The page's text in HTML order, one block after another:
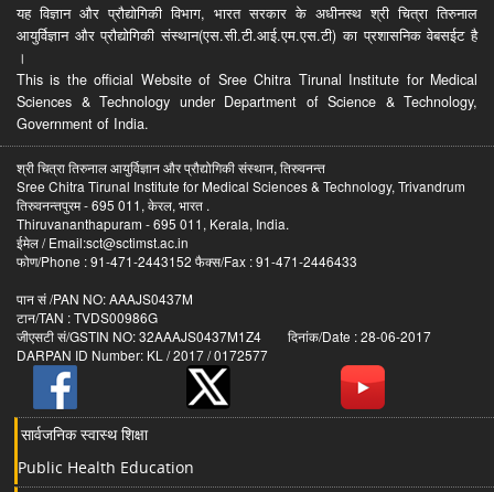
यह विज्ञान और प्रौद्योगिकी विभाग, भारत सरकार के अधीनस्थ श्री चित्रा तिरुनाल
आयुर्विज्ञान और प्रौद्योगिकी संस्थान(एस.सी.टी.आई.एम.एस.टी) का प्रशासनिक वेबसईट है
।
This is the official Website of Sree Chitra Tirunal Institute for Medical
Sciences & Technology under Department of Science & Technology,
Government of India.
श्री चित्रा तिरुनाल आयुर्विज्ञान और प्रौद्योगिकी संस्थान, तिरुवनन्त
Sree Chitra Tirunal Institute for Medical Sciences & Technology, Trivandrum
तिरुवनन्तपुरम - 695 011, केरल, भारत .
Thiruvananthapuram - 695 011, Kerala, India.
ईमेल / Email:sct@sctimst.ac.in
फोण/Phone : 91-471-2443152 फैक्स/Fax : 91-471-2446433
पान सं /PAN NO: AAAJS0437M
टान/TAN : TVDS00986G
जीएसटी सं/GSTIN NO: 32AAAJS0437M1Z4 दिनांक/Date : 28-06-2017
DARPAN ID Number: KL / 2017 / 0172577
सार्वजनिक स्वास्थ शिक्षा
Public Health Education